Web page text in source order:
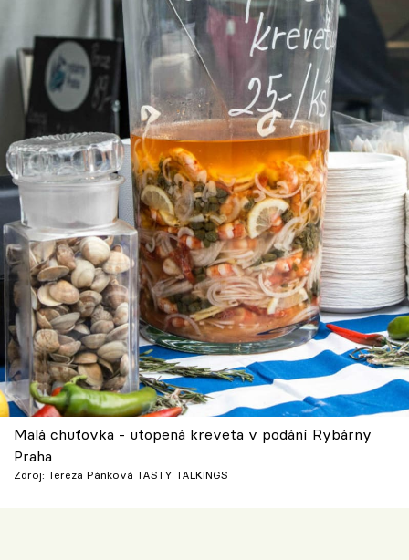
Malá chuťovka - utopená kreveta v podání Rybárny
Praha
Zdroj: Tereza Pánková TASTY TALKINGS